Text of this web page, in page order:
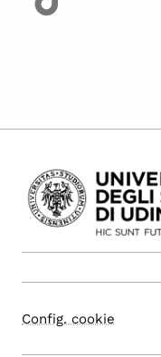
Config. cookie